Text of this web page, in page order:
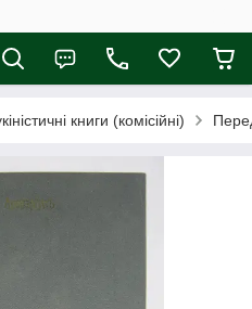
книги (комісійні)